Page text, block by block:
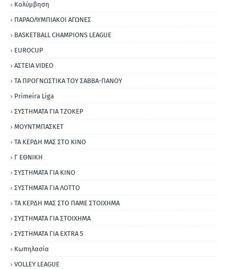
Κολύμβηση
ΠΑΡΑΟΛΥΜΠΙΑΚΟΙ ΑΓΩΝΕΣ
BASKETBALL CHAMPIONS LEAGUE
EUROCUP
ΑΣΤΕΙΑ VIDEO
ΤΑ ΠΡΟΓΝΩΣΤΙΚΑ ΤΟΥ ΣΑΒΒΑ-ΠΑΝΟΥ
Primeira Liga
ΣΥΣΤΗΜΑΤΑ ΓΙΑ ΤΖΟΚΕΡ
ΜΟΥΝΤΜΠΑΣΚΕΤ
ΤΑ ΚΕΡΔΗ ΜΑΣ ΣΤΟ ΚΙΝΟ
Γ ΕΘΝΙΚΗ
ΣΥΣΤΗΜΑΤΑ ΓΙΑ ΚΙΝΟ
ΣΥΣΤΗΜΑΤΑ ΓΙΑ ΛΟΤΤΟ
ΤΑ ΚΕΡΔΗ ΜΑΣ ΣΤΟ ΠΑΜΕ ΣΤΟΙΧΗΜΑ
ΣΥΣΤΗΜΑΤΑ ΓΙΑ ΣΤΟΙΧΗΜΑ
ΣΥΣΤΗΜΑΤΑ ΓΙΑ ΕΧΤRΑ 5
Κωπηλασία
VOLLEY LEAGUE